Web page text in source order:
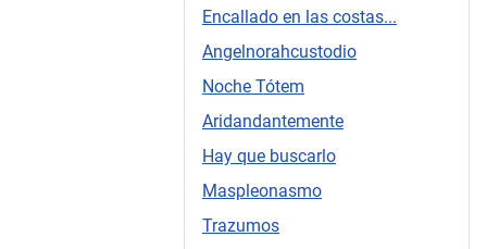
Encallado en las costas...
Angelnorahcustodio
Noche Tótem
Aridandantemente
Hay que buscarlo
Maspleonasmo
Trazumos